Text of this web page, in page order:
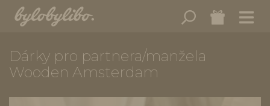
Dárky pro partnera/manžela
Wooden Amsterdam